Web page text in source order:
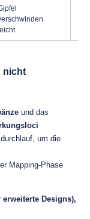
leicht.
nicht
und das
um die
Mapping-Phase
Designs),